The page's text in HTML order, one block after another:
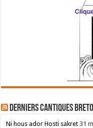
Derniers cantiques
Ni hous ador Hosti sakret 31